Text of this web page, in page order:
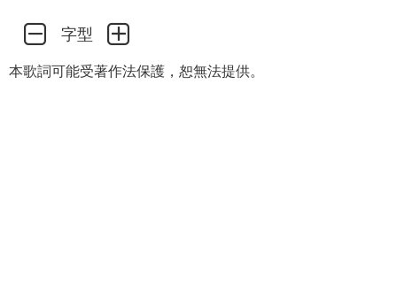
字型
本歌詞可能受著作法保護，恕無法提供。